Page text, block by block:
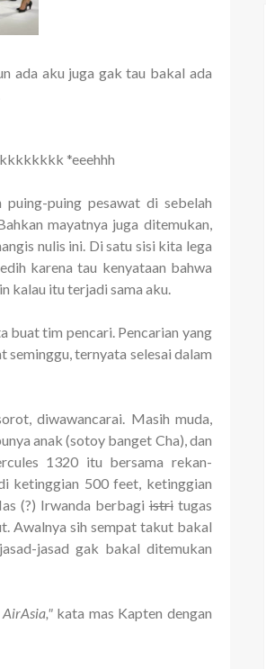
ada aku juga gak tau bakal ada
*eeehhh
puing pesawat di sebelah
mayatnya juga ditemukan,
nulis ini. Di satu sisi kita lega
karena tau kenyataan bahwa
kalau itu terjadi sama aku.
buat tim pencari. Pencarian yang
ternyata selesai dalam
diwawancarai. Masih muda,
anak (sotoy banget Cha), dan
1320 itu bersama rekan-
ketinggian 500 feet, ketinggian
(?) Irwanda berbagiistritugas
Awalnya sih sempat takut bakal
jasad gak bakal ditemukan
kata mas Kapten dengan